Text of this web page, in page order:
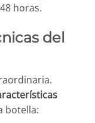
horas.
del
botella: